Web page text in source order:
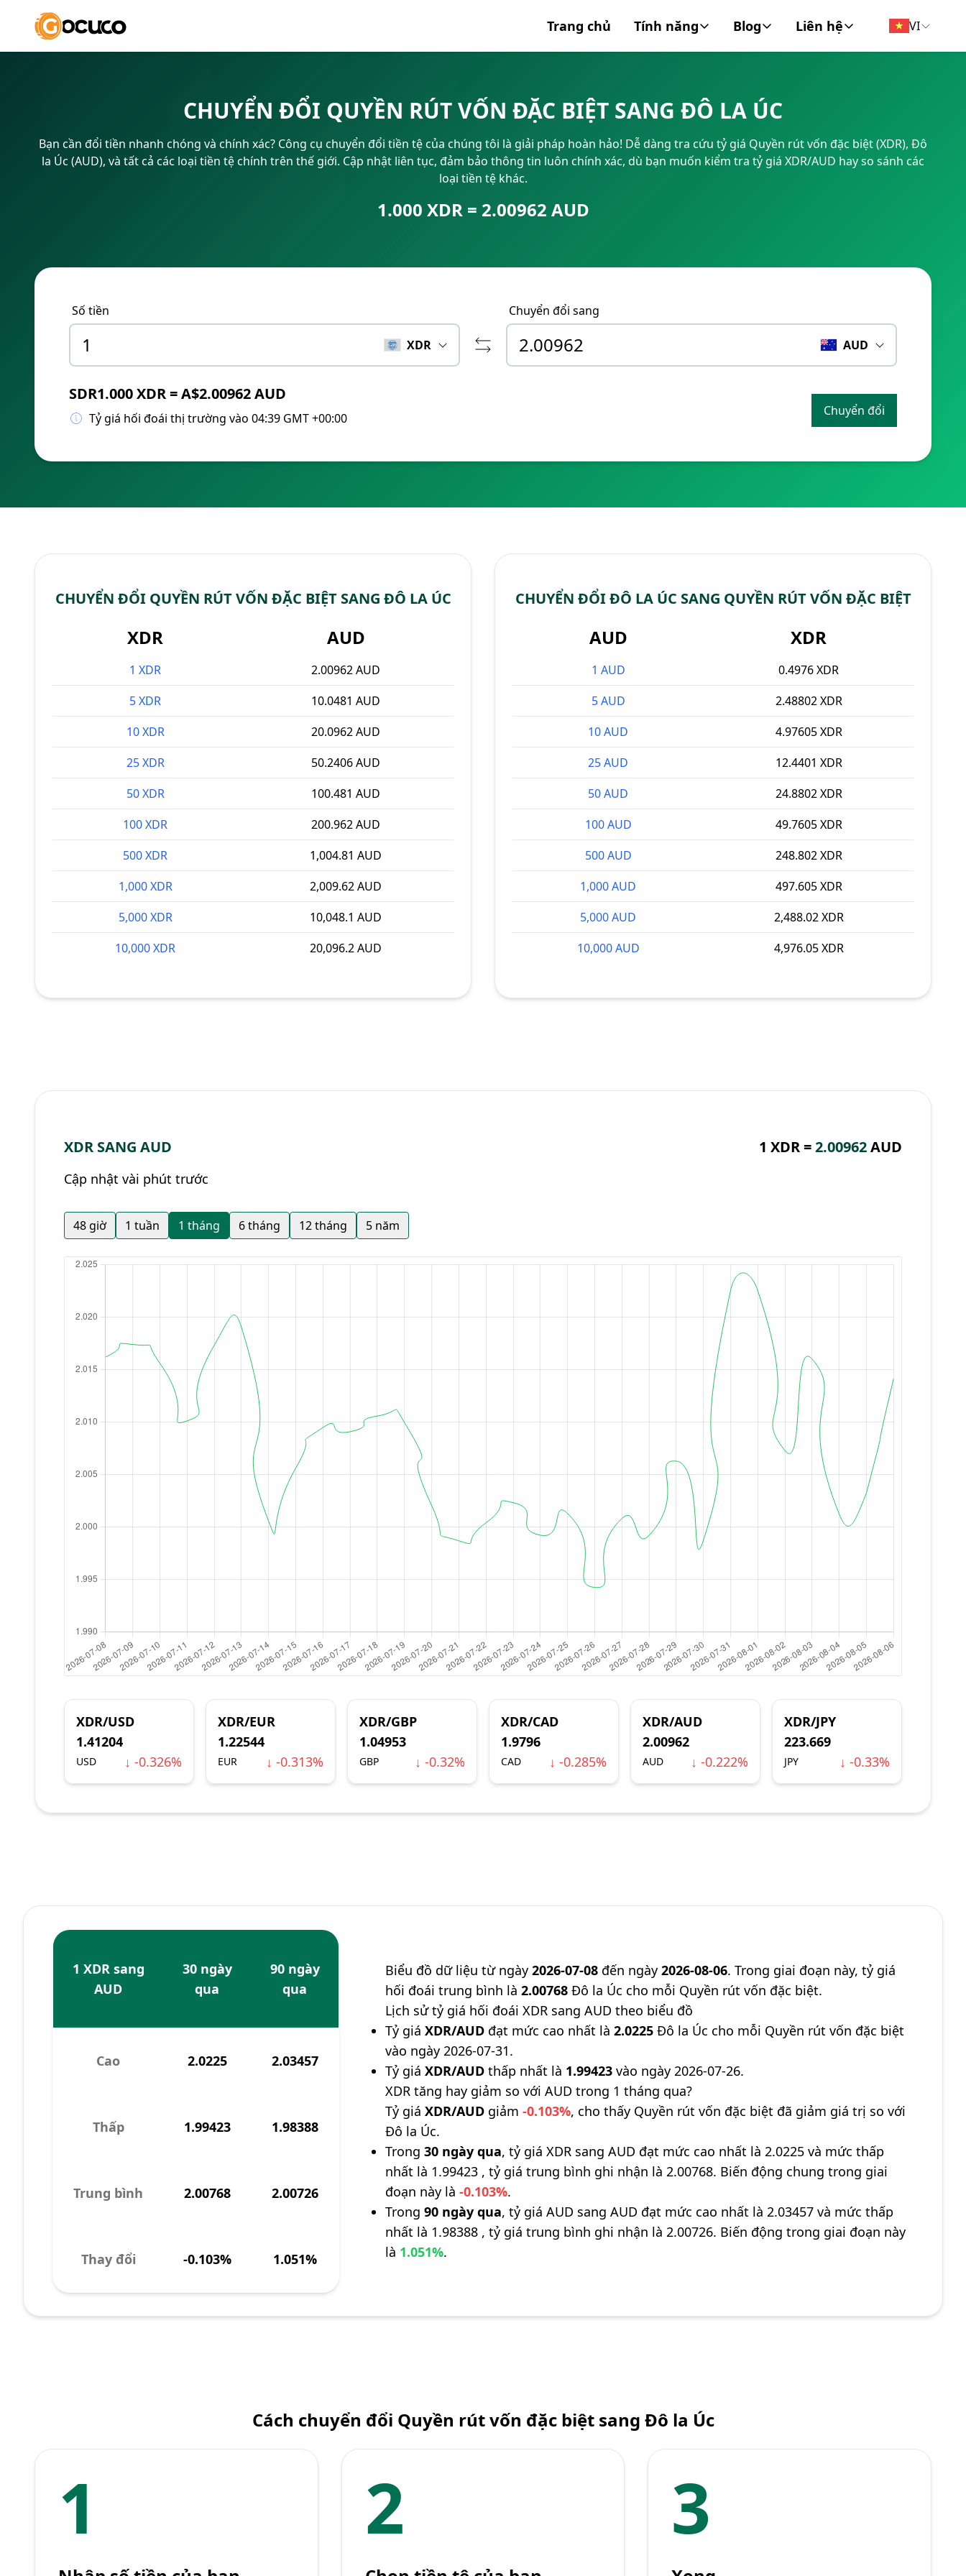
Trang chủ Tính năng
Mã SWIFT/BIC
IBAN
Blog
Tài chính cá nhân
Doanh Nghiệp
Liên hệ
Liên hệ
VI
CHUYỂN ĐỔI QUYỀN RÚT VỐN ĐẶC BIỆT SANG ĐÔ LA ÚC
Bạn cần đổi tiền nhanh chóng và chính xác? Công cụ chuyển đổi tiền tệ của chúng tôi là giải pháp hoàn hảo! Dễ dàng tra cứu tỷ giá Quyền rút vốn đặc biệt (XDR), Đô
la Úc (AUD), và tất cả các loại tiền tệ chính trên thế giới. Cập nhật liên tục, đảm bảo thông tin luôn chính xác, dù bạn muốn kiểm tra tỷ giá XDR/AUD hay so sánh các
loại tiền tệ khác.
1.000 XDR = 2.00962 AUD
Số tiền
XDR
Chuyển đổi sang
AUD
SDR1.000 XDR = A$2.00962 AUD
Tỷ giá hối đoái thị trường vào 04:39 GMT +00:00 Chuyển đổi
CHUYỂN ĐỔI QUYỀN RÚT VỐN ĐẶC BIỆT SANG ĐÔ LA ÚC
XDR AUD
1 XDR
2.00962 AUD
5 XDR
10.0481 AUD
10 XDR
20.0962 AUD
25 XDR
50.2406 AUD
50 XDR
100.481 AUD
100 XDR
200.962 AUD
500 XDR
1,004.81 AUD
1,000 XDR
2,009.62 AUD
5,000 XDR
10,048.1 AUD
10,000 XDR
20,096.2 AUD
CHUYỂN ĐỔI ĐÔ LA ÚC SANG QUYỀN RÚT VỐN ĐẶC BIỆT
AUD XDR
1 AUD
0.4976 XDR
5 AUD
2.48802 XDR
10 AUD
4.97605 XDR
25 AUD
12.4401 XDR
50 AUD
24.8802 XDR
100 AUD
49.7605 XDR
500 AUD
248.802 XDR
1,000 AUD
497.605 XDR
5,000 AUD
2,488.02 XDR
10,000 AUD
4,976.05 XDR
XDR SANG AUD 1 XDR =2.00962AUD
Cập nhật vài phút trước
48 giờ 1 tuần 1 tháng 6 tháng 12 tháng 5 năm
XDR/USD
1.41204
USD ↓ -0.326%
XDR/EUR
1.22544
EUR ↓ -0.313%
XDR/GBP
1.04953
GBP ↓ -0.32%
XDR/CAD
1.9796
CAD ↓ -0.285%
XDR/AUD
2.00962
AUD ↓ -0.222%
XDR/JPY
223.669
JPY ↓ -0.33%
1 XDR sang
AUD
30 ngày
qua
90 ngày
qua
Cao 2.0225 2.03457
Thấp 1.99423 1.98388
Trung bình 2.00768 2.00726
Thay đổi -0.103% 1.051%
Biểu đồ dữ liệu từ ngày2026-07-08 đến ngày2026-08-06. Trong giai đoạn này, tỷ giá
hối đoái trung bình là2.00768 Đô la Úc cho mỗi Quyền rút vốn đặc biệt.
Lịch sử tỷ giá hối đoái XDR sang AUD theo biểu đồ
Tỷ giáXDR/AUD đạt mức cao nhất là2.0225 Đô la Úc cho mỗi Quyền rút vốn đặc biệt
vào ngày 2026-07-31.
Tỷ giáXDR/AUD thấp nhất là 1.99423 vào ngày 2026-07-26.
XDR tăng hay giảm so với AUD trong 1 tháng qua?
Tỷ giáXDR/AUD giảm-0.103%, cho thấy Quyền rút vốn đặc biệt đã giảm giá trị so với
Đô la Úc.
Trong30 ngày qua, tỷ giá XDR sang AUD đạt mức cao nhất là 2.0225 và mức thấp
nhất là 1.99423 , tỷ giá trung bình ghi nhận là 2.00768. Biến động chung trong giai
đoạn này là-0.103%.
Trong90 ngày qua, tỷ giá AUD sang AUD đạt mức cao nhất là 2.03457 và mức thấp
nhất là 1.98388 , tỷ giá trung bình ghi nhận là 2.00726. Biến động trong giai đoạn này
là 1.051%.
Cách chuyển đổi Quyền rút vốn đặc biệt sang Đô la Úc
1 2 3